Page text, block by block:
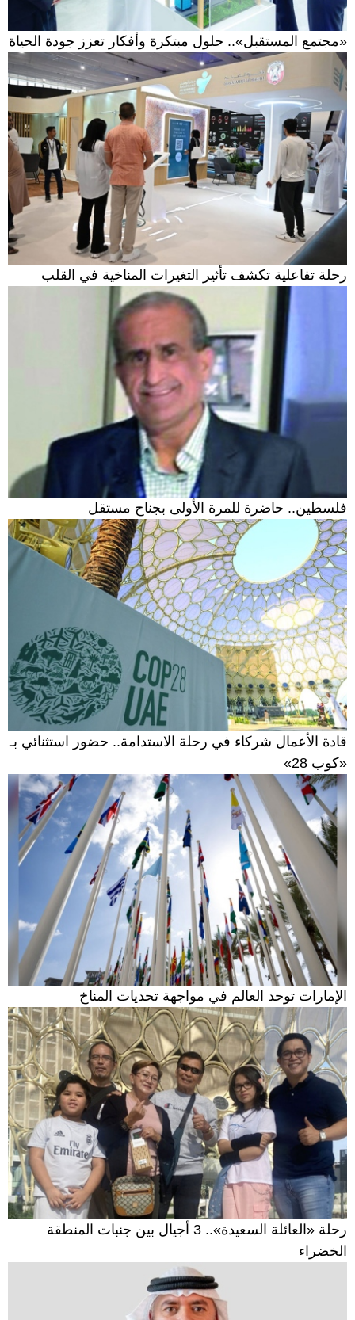
«مجتمع المستقبل».. حلول مبتكرة وأفكار تعزز جودة الحياة
رحلة تفاعلية تكشف تأثير التغيرات المناخية في القلب
فلسطين.. حاضرة للمرة الأولى بجناح مستقل
قادة الأعمال شركاء في رحلة الاستدامة.. حضور استثنائي بـ
«كوب 28»
الإمارات توحد العالم في مواجهة تحديات المناخ
رحلة «العائلة السعيدة».. 3 أجيال بين جنبات المنطقة
الخضراء